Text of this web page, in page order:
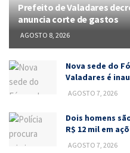
Prefeito de Valadares
anuncia corte de gastos
AGOSTO 8, 2026
Nova sede do
Valadares é
AGOSTO 7, 2026
Dois homens
R$ 12 mil em
AGOSTO 7, 2026